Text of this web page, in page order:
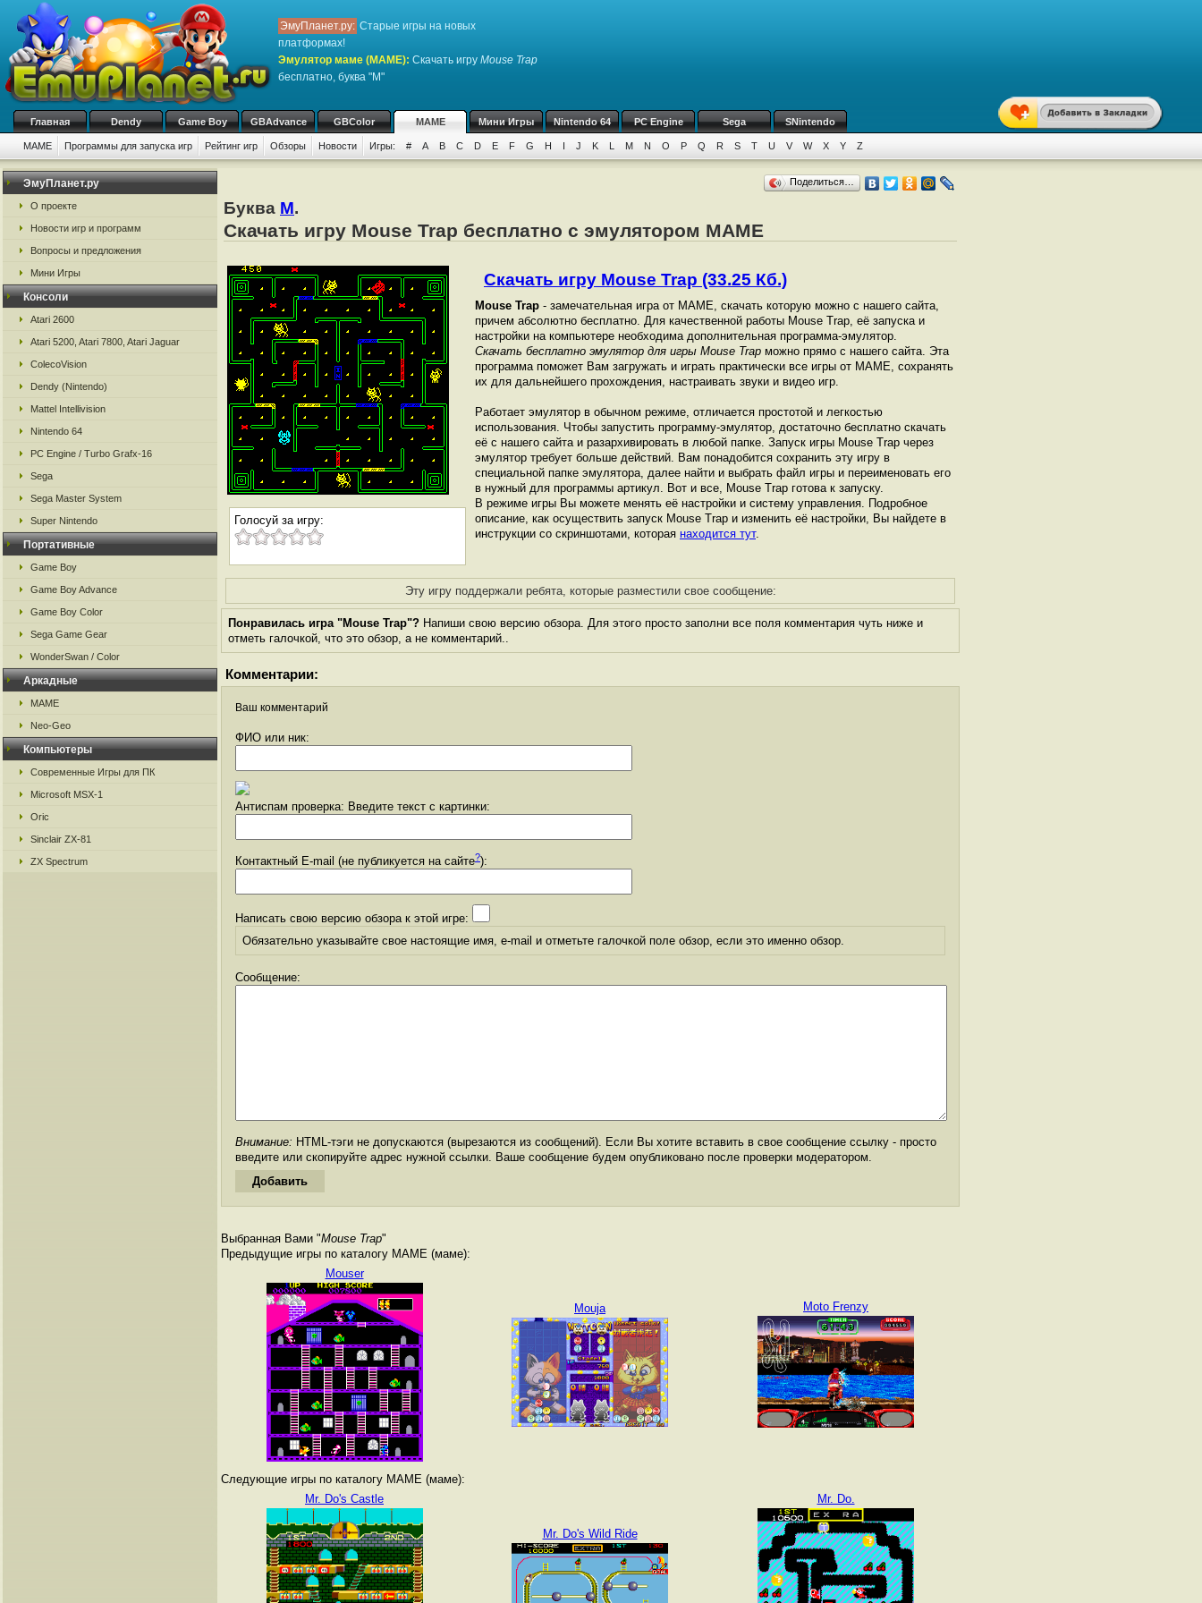
ЭмуПланет.ру: Старые игры на новых
платформах!
Эмулятор маме (MAME): Скачать игру Mouse Trap
бесплатно, буква "M"
Главная Dendy Game Boy GBAdvance GBColor MAME Мини Игры Nintendo 64 PC Engine Sega SNintendo
MAME Программы для запуска игр Рейтинг игр Обзоры Новости Игры: # A B C D E F G H I J K L M N O P Q R S T U V W X Y Z
ЭмуПланет.ру
О проекте
Новости игр и программ
Вопросы и предложения
Мини Игры
Консоли
Atari 2600
Atari 5200, Atari 7800, Atari Jaguar
ColecoVision
Dendy (Nintendo)
Mattel Intellivision
Nintendo 64
PC Engine / Turbo Grafx-16
Sega
Sega Master System
Super Nintendo
Портативные
Game Boy
Game Boy Advance
Game Boy Color
Sega Game Gear
WonderSwan / Color
Аркадные
MAME
Neo-Geo
Компьютеры
Современные Игры для ПК
Microsoft MSX-1
Oric
Sinclair ZX-81
ZX Spectrum
Поделиться…
Буква M.
Скачать игру Mouse Trap бесплатно с эмулятором MAME
Голосуй за игру:
Скачать игру Mouse Trap (33.25 Кб.)
Mouse Trap - замечательная игра от МАМЕ, скачать которую можно с нашего сайта,
причем абсолютно бесплатно. Для качественной работы Mouse Trap, её запуска и
настройки на компьютере необходима дополнительная программа-эмулятор.
Скачать бесплатно эмулятор для игры Mouse Trap можно прямо с нашего сайта. Эта
программа поможет Вам загружать и играть практически все игры от МАМЕ, сохранять
их для дальнейшего прохождения, настраивать звуки и видео игр.
Работает эмулятор в обычном режиме, отличается простотой и легкостью
использования. Чтобы запустить программу-эмулятор, достаточно бесплатно скачать
её с нашего сайта и разархивировать в любой папке. Запуск игры Mouse Trap через
эмулятор требует больше действий. Вам понадобится сохранить эту игру в
специальной папке эмулятора, далее найти и выбрать файл игры и переименовать его
в нужный для программы артикул. Вот и все, Mouse Trap готова к запуску.
В режиме игры Вы можете менять её настройки и систему управления. Подробное
описание, как осуществить запуск Mouse Trap и изменить её настройки, Вы найдете в
инструкции со скриншотами, которая находится тут.
Эту игру поддержали ребята, которые разместили свое сообщение:
Понравилась игра "Mouse Trap"? Напиши свою версию обзора. Для этого просто заполни все поля комментария чуть ниже и
отметь галочкой, что это обзор, а не комментарий..
Комментарии:
Ваш комментарий
ФИО или ник:
Антиспам проверка: Введите текст с картинки:
Контактный E-mail (не публикуется на сайте?):
Написать свою версию обзора к этой игре:
Обязательно указывайте свое настоящие имя, e-mail и отметьте галочкой поле обзор, если это именно обзор.
Сообщение:
Внимание: HTML-тэги не допускаются (вырезаются из сообщений). Если Вы хотите вставить в свое сообщение ссылку - просто
введите или скопируйте адрес нужной ссылки. Ваше сообщение будем опубликовано после проверки модератором.
Выбранная Вами "Mouse Trap"
Предыдущие игры по каталогу MAME (маме):
Mouser
Mouja Moto Frenzy
Следующие игры по каталогу MAME (маме):
Mr. Do's Castle
Mr. Do's Wild Ride
Mr. Do.